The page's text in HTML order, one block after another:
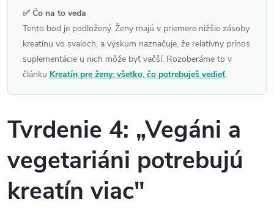
✅ Čo na to veda
Tento bod je podložený. Ženy majú v priemere nižšie zásoby
kreatínu vo svaloch, a výskum naznačuje, že relatívny prínos
suplementácie u nich môže byť väčší. Rozoberáme to v
článku Kreatín pre ženy: všetko, čo potrebuješ vedieť.
Tvrdenie 4: „Vegáni a
vegetariáni potrebujú
kreatín viac"